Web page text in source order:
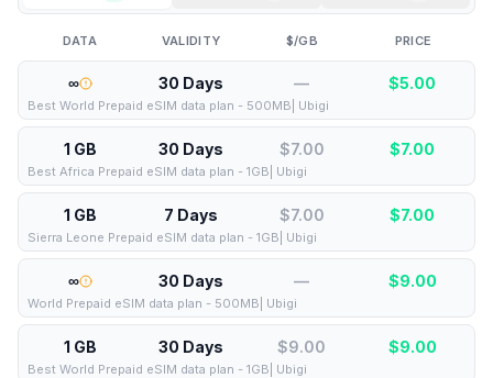
DATA VALIDITY $/GB PRICE
∞ 30 Days — $5.00
Best World Prepaid eSIM data plan - 500MB| Ubigi
1 GB 30 Days $7.00 $7.00
Best Africa Prepaid eSIM data plan - 1GB| Ubigi
1 GB 7 Days $7.00 $7.00
Sierra Leone Prepaid eSIM data plan - 1GB| Ubigi
∞ 30 Days — $9.00
World Prepaid eSIM data plan - 500MB| Ubigi
1 GB 30 Days $9.00 $9.00
Best World Prepaid eSIM data plan - 1GB| Ubigi